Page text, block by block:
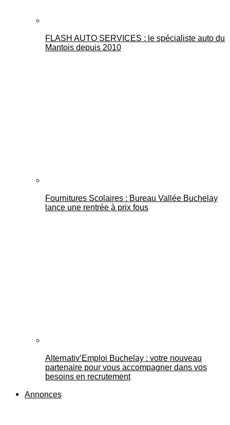
FLASH AUTO SERVICES : le spécialiste auto du
Mantois depuis 2010
Fournitures Scolaires : Bureau Vallée Buchelay
lance une rentrée à prix fous
Alternativ’Emploi Buchelay : votre nouveau
partenaire pour vous accompagner dans vos
besoins en recrutement
Annonces